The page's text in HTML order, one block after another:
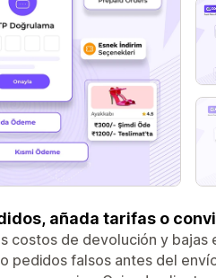
añada tarifas o
costos de devolución y bajas
pedidos falsos antes del